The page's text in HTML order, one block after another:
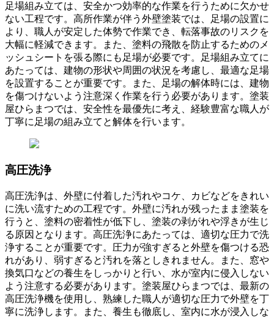
足場組み立ては、安全かつ効率的な作業を行うために欠かせ
ない工程です。高所作業が伴う外壁塗装では、足場の設置に
より、職人が安定した体勢で作業でき、転落事故のリスクを
大幅に軽減できます。また、塗料の飛散を防止するためのメ
ッシュシートを張る際にも足場が必要です。足場組み立てに
あたっては、建物の形状や周囲の状況を考慮し、最適な足場
を設置することが重要です。また、足場の解体時には、建物
を傷つけないよう注意深く作業を行う必要があります。塗装
屋ひらまつでは、安全性を最優先に考え、経験豊富な職人が
丁寧に足場の組み立てと解体を行います。
高圧洗浄
高圧洗浄は、外壁に付着した汚れやコケ、カビなどをきれい
に洗い流すための工程です。外壁に汚れが残ったまま塗装を
行うと、塗料の密着性が低下し、塗装の剥がれや浮きが生じ
る原因となります。高圧洗浄にあたっては、適切な圧力で洗
浄することが重要です。圧力が強すぎると外壁を傷つける恐
れがあり、弱すぎると汚れを落としきれません。また、窓や
換気口などの養生をしっかりと行い、水が室内に侵入しない
よう注意する必要があります。塗装屋ひらまつでは、最新の
高圧洗浄機を使用し、熟練した職人が適切な圧力で外壁を丁
寧に洗浄します。また、養生も徹底し、室内に水が浸入しな